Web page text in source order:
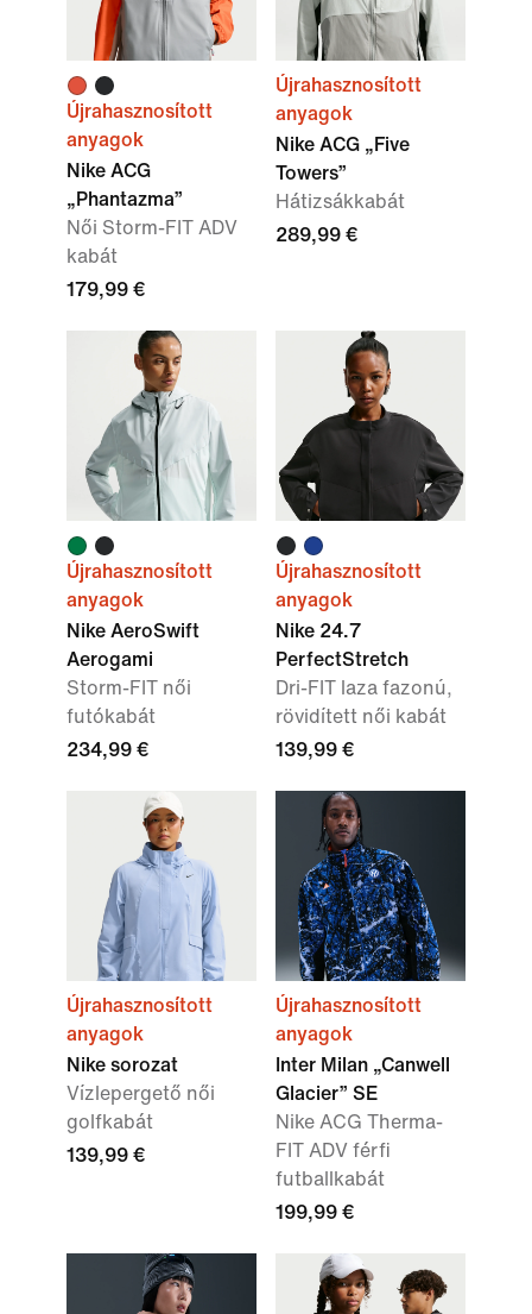
Újrahasznosított
anyagok
Nike ACG
„Phantazma”
Női Storm-FIT ADV
kabát
179,99 €
Újrahasznosított
anyagok
Nike ACG „Five
Towers”
Hátizsákkabát
289,99 €
Újrahasznosított
anyagok
Nike AeroSwift
Aerogami
Storm-FIT női
futókabát
234,99 €
Újrahasznosított
anyagok
Nike 24.7
PerfectStretch
Dri-FIT laza fazonú,
rövidített női kabát
139,99 €
Újrahasznosított
anyagok
Nike sorozat
Vízlepergető női
golfkabát
139,99 €
Újrahasznosított
anyagok
Inter Milan „Canwell
Glacier” SE
Nike ACG Therma-
FIT ADV férfi
futballkabát
199,99 €